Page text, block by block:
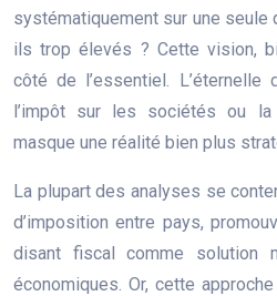
systématiquement sur une
ils trop élevés ? Cette vision,
côté de l’essentiel.
l’impôt sur les sociétés ou
masque une réalité bien plus
La plupart des analyses se
d’imposition entre pays,
disant fiscal comme solution
économiques. Or, cette